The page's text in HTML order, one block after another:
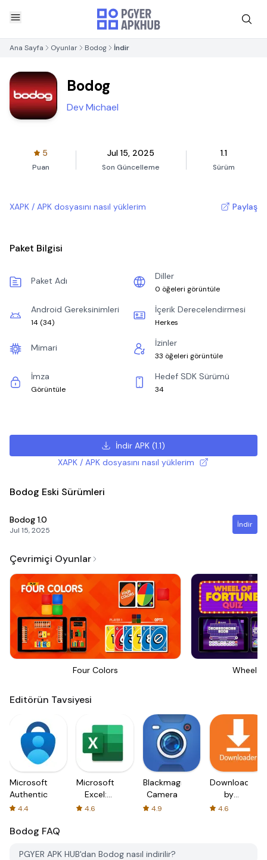
Ana Sayfa Oyunlar Bodog İndir
Bodog
Dev Michael
5
Puan
Jul 15, 2025
Son Güncelleme
1.1
Sürüm
XAPK / APK dosyasını nasıl yüklerim Paylaş
Paket Bilgisi
Paket Adı Diller
0 öğeleri görüntüle
Android Gereksinimleri
14 (34)
İçerik Derecelendirmesi
Herkes
Mimari İzinler
33 öğeleri görüntüle
İmza
Görüntüle
Hedef SDK Sürümü
34
İndir APK (1.1)
XAPK / APK dosyasını nasıl yüklerim
Bodog Eski Sürümleri
Bodog 1.0
Jul 15, 2025
İndir
Çevrimiçi Oyunlar
Four Colors Wheel
Editörün Tavsiyesi
Microsoft
Authenticator
4.4
Microsoft
Excel:
Spreadsheets
4.6
Blackmagic
Camera
4.9
Downloader
by
AFTVnews
4.6
Bodog FAQ
PGYER APK HUB'dan Bodog nasıl indirilir?